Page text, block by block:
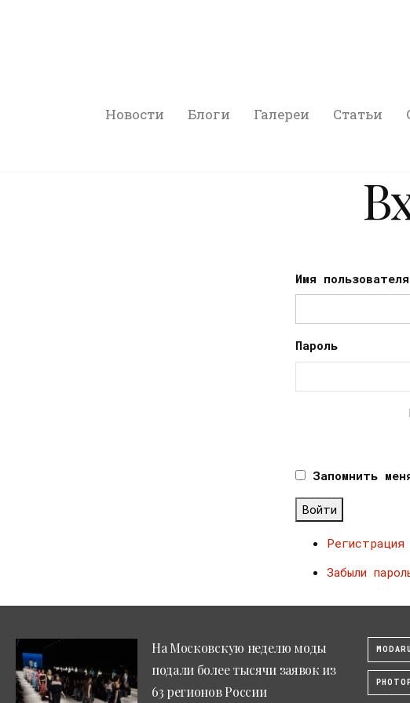
Новости Блоги Галереи Статьи
Имя
Пароль
Запомнить
Войти
Регистрация
Забыли
На Московскую неделю моды
подали более тысячи заявок из
63 регионов России
MODARU